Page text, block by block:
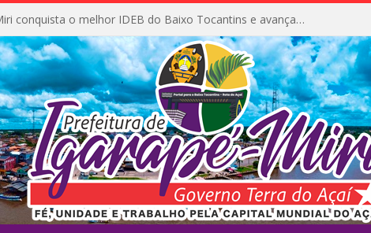
Igarapé-Miri conquista o melhor IDEB do Baixo Tocantins e avança na qualidade da educação pública